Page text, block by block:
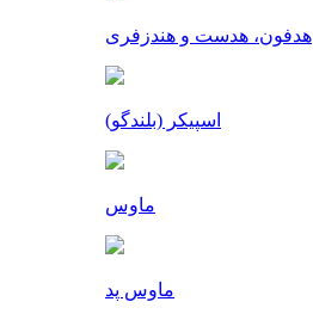
هدفون، هدست و هندزفری
اسپیکر (بلندگو)
ماوس
ماوس پد